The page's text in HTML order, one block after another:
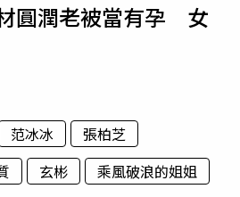
圓潤老被當有孕 女
范冰冰
張柏芝
玄彬
乘風破浪的姐姐